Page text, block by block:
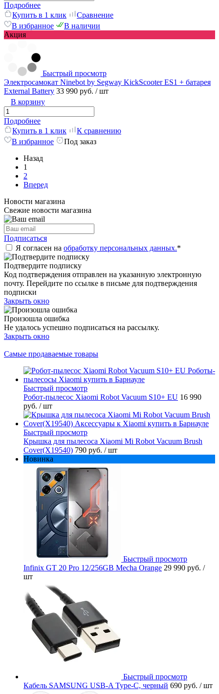
Подробнее
Купить в 1 клик
Сравнение
В избранное
В наличии
Акция
Быстрый просмотр
Электросамокат Ninebot by Segway KickScooter ES1 + батарея
External Battery 33 990 руб. / шт
В корзину
Подробнее
Купить в 1 клик
К сравнению
В избранное
Под заказ
Назад
1
2
Вперед
Новости магазина
Свежие новости магазина
Подписаться
Я согласен на обработку персональных данных.*
Подтвердите подписку
Код подтверждения отправлен на указанную электронную
почту. Перейдите по ссылке в письме для подтверждения
подписки
Закрыть окно
Произошла ошибка
Не удалось успешно подписаться на рассылку.
Закрыть окно
Самые продаваемые товары
Быстрый просмотр
Робот-пылесос Xiaomi Robot Vacuum S10+ EU 16 990
руб. / шт
Быстрый просмотр
Крышка для пылесоса Xiaomi Mi Robot Vacuum Brush
Cover(X19540) 790 руб. / шт
Новинка
Быстрый просмотр
Infinix GT 20 Pro 12/256GB Mecha Orange 29 990 руб. /
шт
Быстрый просмотр
Кабель SAMSUNG USB-A Type-C, черный 690 руб. / шт